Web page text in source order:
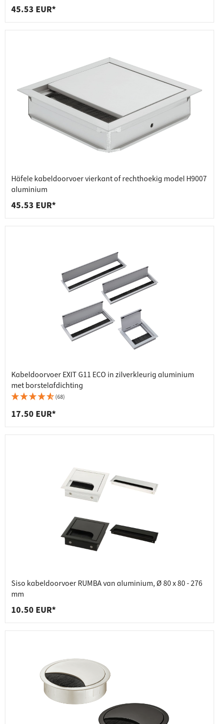
45.53 EUR*
Häfele kabeldoorvoer vierkant of rechthoekig model H9007
aluminium
45.53 EUR*
Kabeldoorvoer EXIT G11 ECO in zilverkleurig aluminium
met borstelafdichting
(68)
17.50 EUR*
Siso kabeldoorvoer RUMBA van aluminium, Ø 80 x 80 - 276
mm
10.50 EUR*